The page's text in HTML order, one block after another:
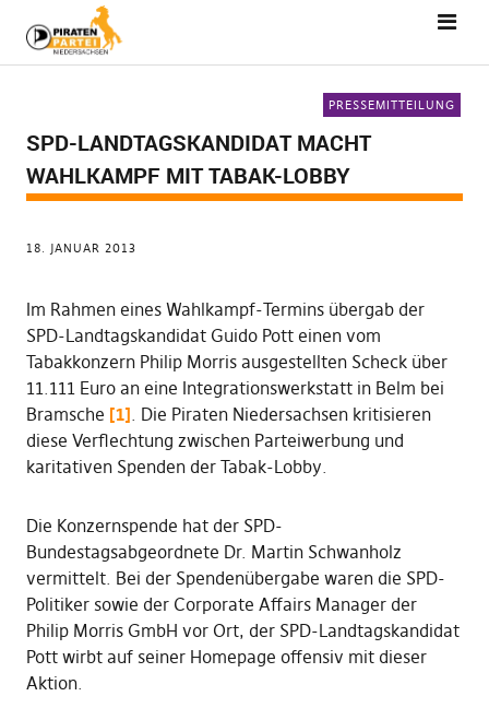
PRESSEMITTEILUNG
SPD-LANDTAGSKANDIDAT MACHT
WAHLKAMPF MIT TABAK-LOBBY
18. JANUAR 2013
Im Rahmen eines Wahlkampf-Termins übergab der
SPD-Landtagskandidat Guido Pott einen vom
Tabakkonzern Philip Morris ausgestellten Scheck über
11.111 Euro an eine Integrationswerkstatt in Belm bei
Bramsche [1]. Die Piraten Niedersachsen kritisieren
diese Verflechtung zwischen Parteiwerbung und
karitativen Spenden der Tabak-Lobby.
Die Konzernspende hat der SPD-
Bundestagsabgeordnete Dr. Martin Schwanholz
vermittelt. Bei der Spendenübergabe waren die SPD-
Politiker sowie der Corporate Affairs Manager der
Philip Morris GmbH vor Ort, der SPD-Landtagskandidat
Pott wirbt auf seiner Homepage offensiv mit dieser
Aktion.